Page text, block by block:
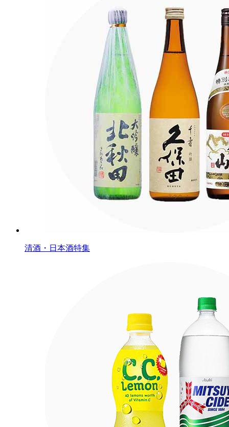
清酒・日本酒特集